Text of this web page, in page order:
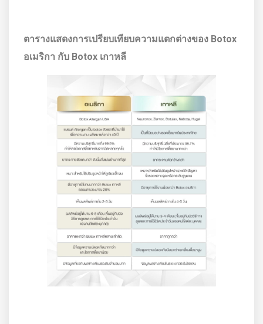
ตารางแสดงการเปรียบเทียบความแตกต่างของ Botox
อเมริกา กับ Botox เกาหลี